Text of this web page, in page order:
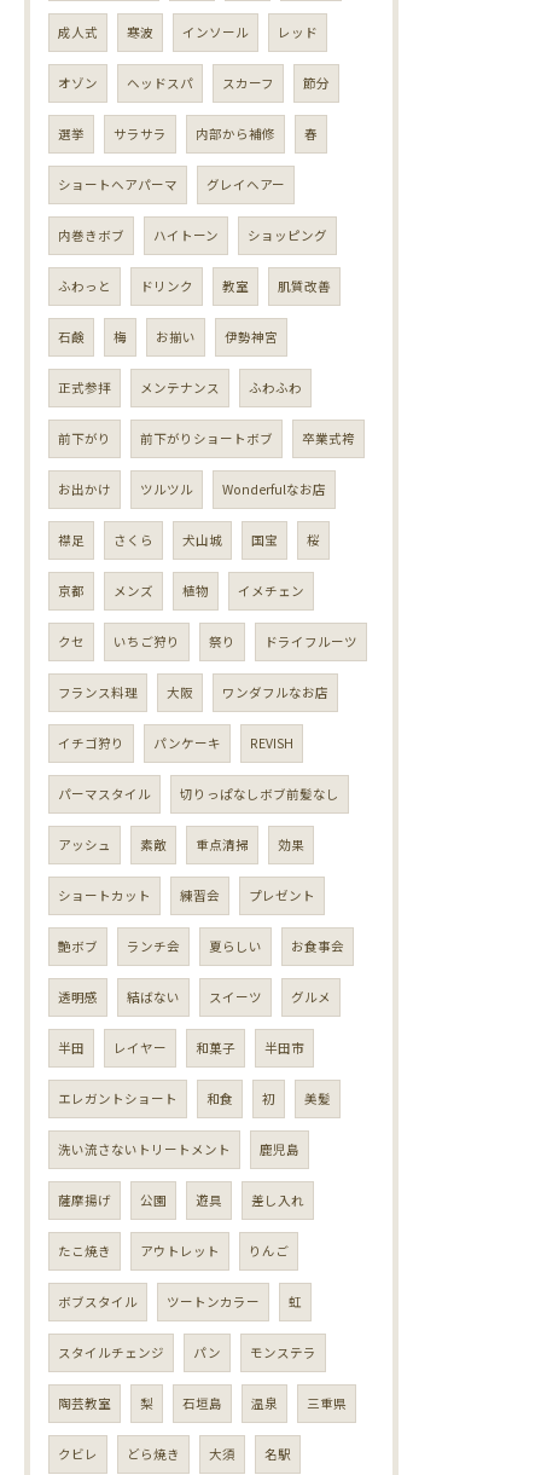
成人式 寒波 インソール レッド
オゾン ヘッドスパ スカーフ 節分
選挙 サラサラ 内部から補修 春
ショートヘアパーマ グレイヘアー
内巻きボブ ハイトーン ショッピング
ふわっと ドリンク 教室 肌質改善
石鹸 梅 お揃い 伊勢神宮
正式参拝 メンテナンス ふわふわ
前下がり 前下がりショートボブ 卒業式袴
お出かけ ツルツル Wonderfulなお店
襟足 さくら 犬山城 国宝 桜
京都 メンズ 植物 イメチェン
クセ いちご狩り 祭り ドライフルーツ
フランス料理 大阪 ワンダフルなお店
イチゴ狩り パンケーキ REVISH
パーマスタイル 切りっぱなしボブ前髪なし
アッシュ 素敵 重点清掃 効果
ショートカット 練習会 プレゼント
艶ボブ ランチ会 夏らしい お食事会
透明感 結ばない スイーツ グルメ
半田 レイヤー 和菓子 半田市
エレガントショート 和食 初 美髪
洗い流さないトリートメント 鹿児島
薩摩揚げ 公園 遊具 差し入れ
たこ焼き アウトレット りんご
ボブスタイル ツートンカラー 虹
スタイルチェンジ パン モンステラ
陶芸教室 梨 石垣島 温泉 三重県
クビレ どら焼き 大須 名駅